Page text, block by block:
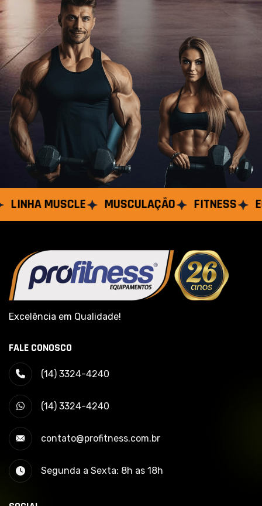
MUSCLE MUSCULAÇÃO FITNESS
Excelência em Qualidade!
FALE CONOSCO
(14) 3324-4240
(14) 3324-4240
contato@profitness.com.br
Segunda a Sexta: 8h as 18h